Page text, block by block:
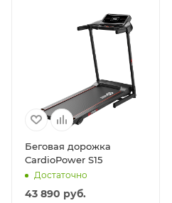
Беговая дорожка
CardioPower S15
Достаточно
43 890 руб.